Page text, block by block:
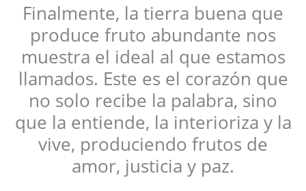
Finalmente, la tierra buena que
produce fruto abundante nos
muestra el ideal al que estamos
llamados. Este es el corazón que
no solo recibe la palabra, sino
que la entiende, la interioriza y la
vive, produciendo frutos de
amor, justicia y paz.